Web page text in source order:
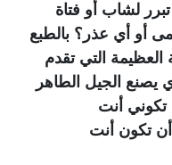
لشاب أو فتاة
أو أي عذر؟ بالطبع
العظيمة التي تقدم
يصنع الجيل الطاهر
تكوني أنت
تكون أنت